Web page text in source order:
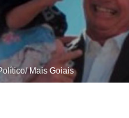
Mais Goiais